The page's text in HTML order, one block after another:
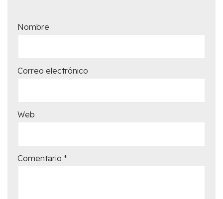
Nombre
Correo electrónico
Web
Comentario *